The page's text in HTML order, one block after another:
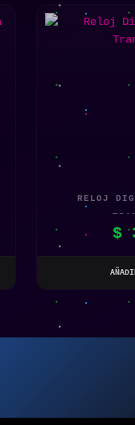
RELOJ
$